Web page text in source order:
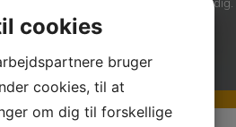
os for at høre hvad vi kan gøre for dig.
cookies
bruger
cookies, til at
om dig til forskellige